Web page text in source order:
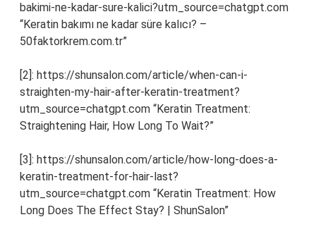
bakimi-ne-kadar-sure-kalici?utm_source=chatgpt.com
“Keratin bakımı ne kadar süre kalıcı? –
50faktorkrem.com.tr”
[2]: https://shunsalon.com/article/when-can-i-
straighten-my-hair-after-keratin-treatment?
utm_source=chatgpt.com “Keratin Treatment:
Straightening Hair, How Long To Wait?”
[3]: https://shunsalon.com/article/how-long-does-a-
keratin-treatment-for-hair-last?
utm_source=chatgpt.com “Keratin Treatment: How
Long Does The Effect Stay? | ShunSalon”